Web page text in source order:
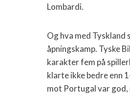
Lombardi.
Og hva med Tyskland
åpningskamp. Tyske
karakter fem på
klarte ikke bedre enn
mot Portugal var